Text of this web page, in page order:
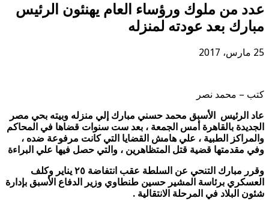
عدد من ملوك ورؤساء العام يهنئون الرئيس
مبارك بعد عودته لمنزله
25 مارس، 2017
كتب – محمد نصر
عاد الرئيس الأسبق محمد حسني مبارك إلي منزله وبيته بحي مصر
الجديدة بالقاهرة أمس الجمعة ، بعد ست سنوات قضاها في المحاكم
والمراكز الطبية ، علي هامش القضايا التي كانت مرفوعة ضده ،
وفي مقدمتها قضية قتل المتظاهرين ، والتي حصل فيها علي البراءة
وقرر مبارك التنحي عن السلطة عقب انتفاضة ٢٥ يناير وكلف
العسكري برئاسة المشير حسين طنطاوي وزير الدفاع الأسبق بإدارة
شئون البلاد في المرحلة الانتقالية .